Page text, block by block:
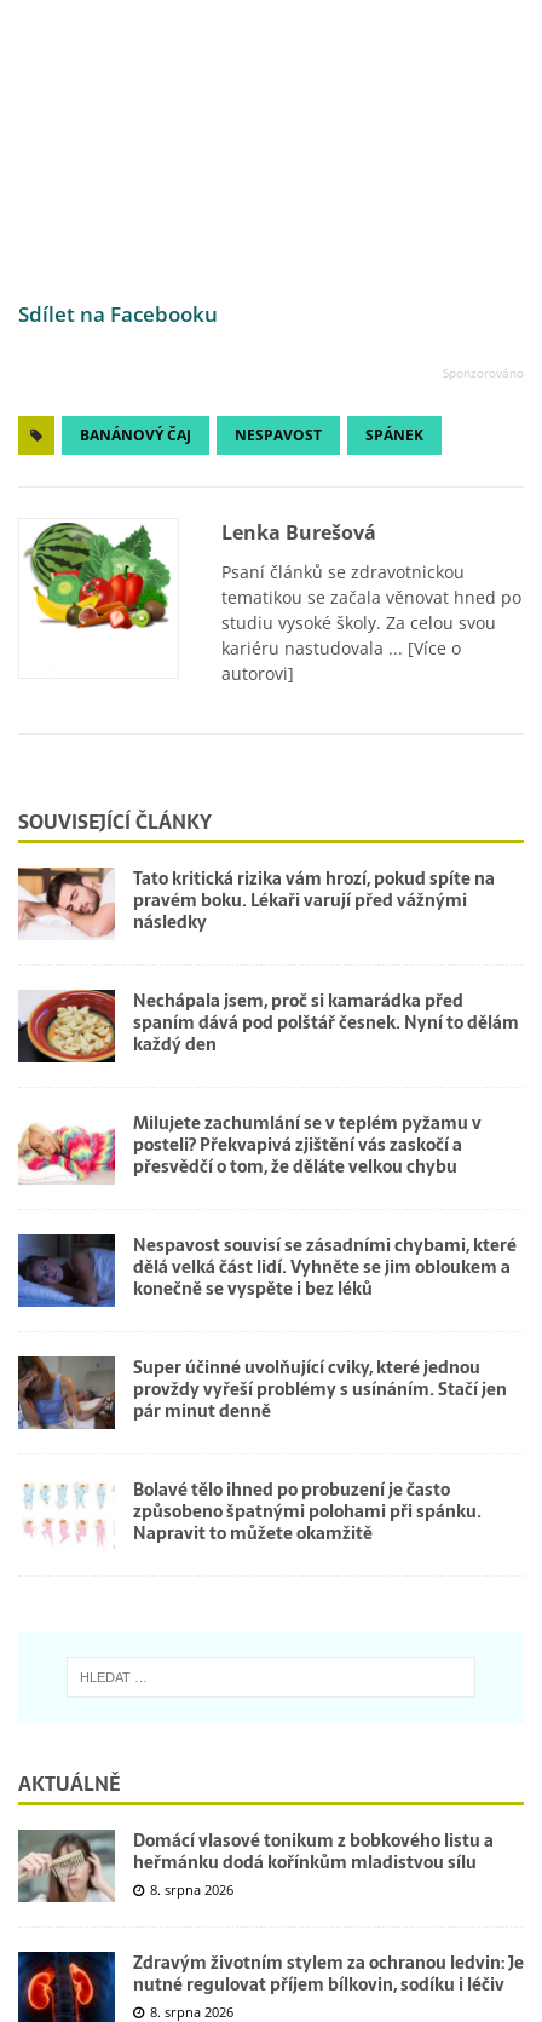
Sdílet na Facebooku
BANÁNOVÝ ČAJ NESPAVOST SPÁNEK
Lenka Burešová
Psaní článků se zdravotnickou
tematikou se začala věnovat hned po
studiu vysoké školy. Za celou svou
kariéru nastudovala ... [Více o
autorovi]
SOUVISEJÍCÍ ČLÁNKY
Tato kritická rizika vám hrozí, pokud spíte na
pravém boku. Lékaři varují před vážnými
následky
Nechápala jsem, proč si kamarádka před
spaním dává pod polštář česnek. Nyní to dělám
každý den
Milujete zachumlání se v teplém pyžamu v
posteli? Překvapivá zjištění vás zaskočí a
přesvědčí o tom, že děláte velkou chybu
Nespavost souvisí se zásadními chybami, které
dělá velká část lidí. Vyhněte se jim obloukem a
konečně se vyspěte i bez léků
Super účinné uvolňující cviky, které jednou
provždy vyřeší problémy s usínáním. Stačí jen
pár minut denně
Bolavé tělo ihned po probuzení je často
způsobeno špatnými polohami při spánku.
Napravit to můžete okamžitě
AKTUÁLNĚ
Domácí vlasové tonikum z bobkového listu a
heřmánku dodá kořínkům mladistvou sílu
8. srpna 2026
Zdravým životním stylem za ochranou ledvin: Je
nutné regulovat příjem bílkovin, sodíku i léčiv
8. srpna 2026